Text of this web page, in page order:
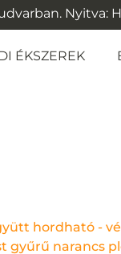
Nyitva: H-
ÉKSZEREK